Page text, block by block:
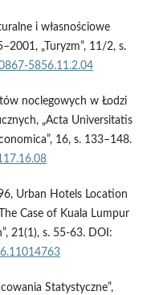
i własnościowe
„Turyzm”, 11/2, s.
5856.11.2.04
noclegowych w Łodzi
„Acta Universitatis
16, s. 133–148.
Urban Hotels Location
Case of Kuala Lumpur
21(1), s. 55-63. DOI:
Statystyczne”,